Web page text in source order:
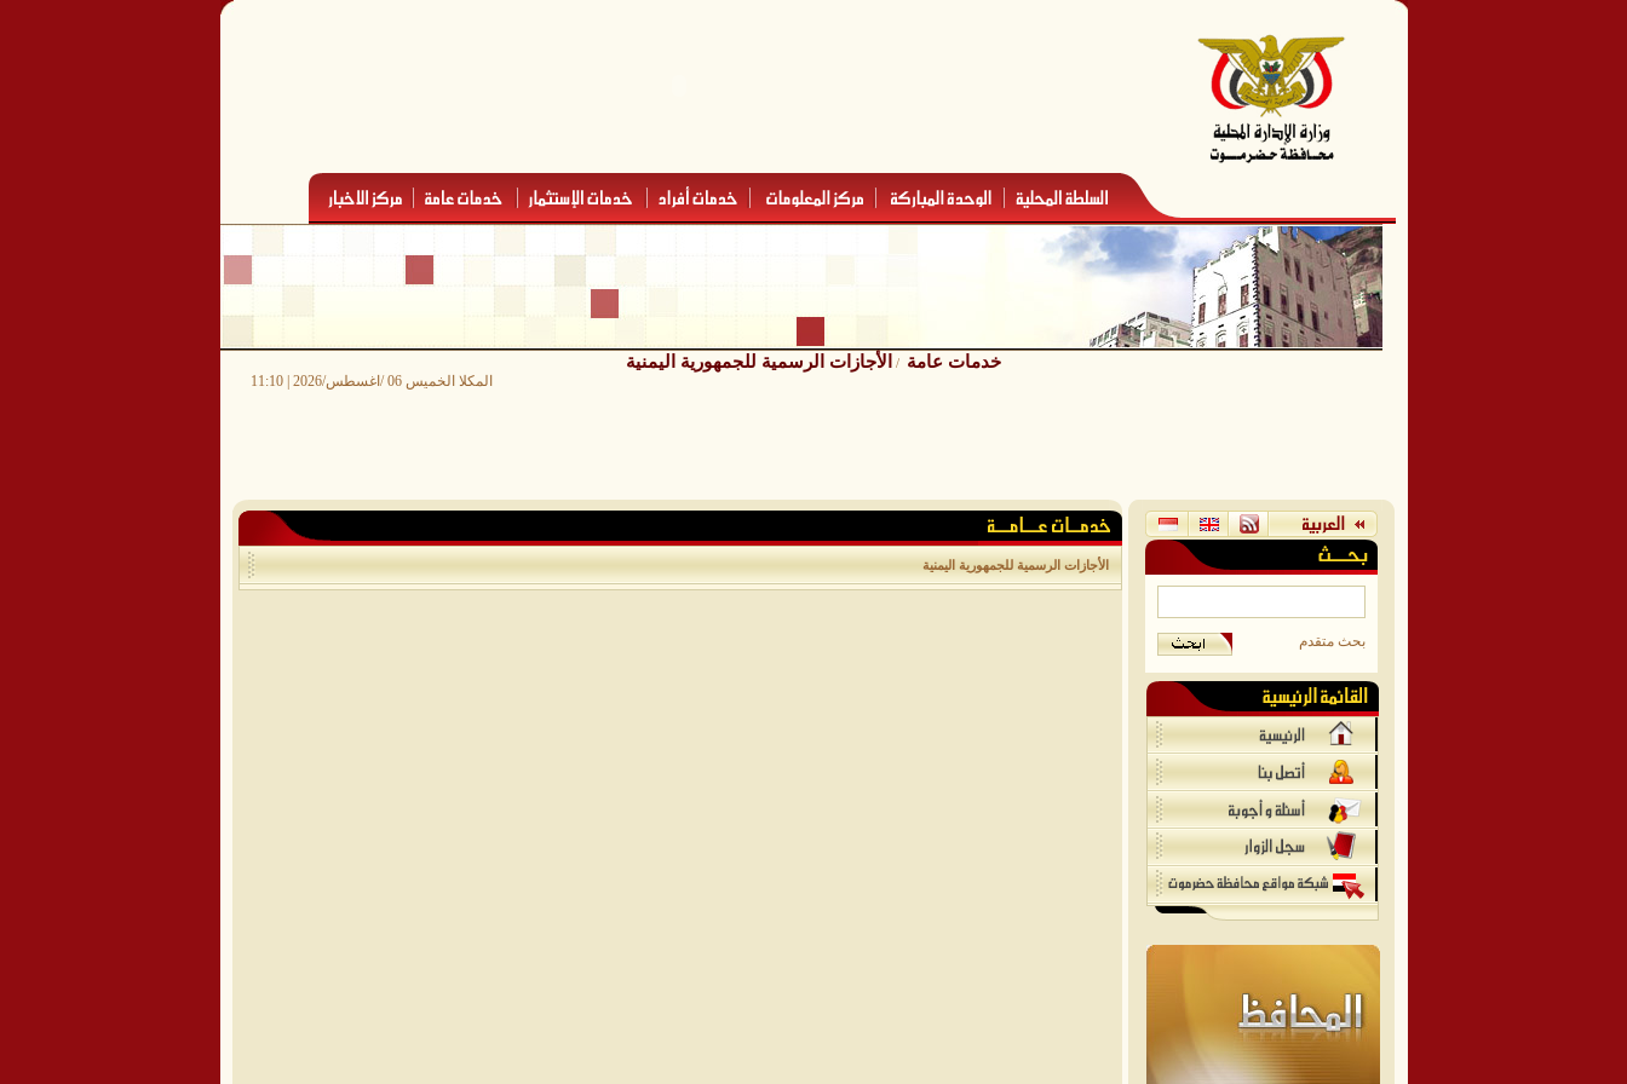
خدمات عامة / الأجازات الرسمية للجمهورية اليمنية
المكلا الخميس 06 /اغسطس/2026 | 11:10
الأجازات الرسمية للجمهورية اليمنية
بحث متقدم